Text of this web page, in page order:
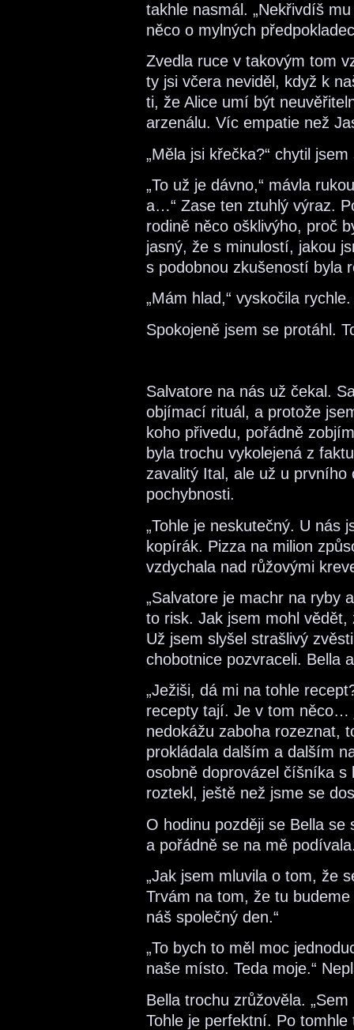
takhle nasmál. „Nekřivdíš
něco o mylných
Zvedla ruce v takovým tom
ty jsi včera neviděl, když k
ti, že Alice umí být
arzenálu. Víc empatie než
„Měla jsi křečka?“ chytil jsem
„To už je dávno,“ mávla
a…“ Zase ten ztuhlý výraz.
rodině něco ošklivýho, proč
jasný, že s minulostí, jakou
s podobnou zkušeností byla
„Mám hlad,“ vyskočila
Spokojeně jsem se protáhl.
Salvatore na nás už čekal.
objímací rituál, a protože
koho přivedu, pořádně
byla trochu vykolejená z
zavalitý Ital, ale už u prvního
pochybnosti.
„Tohle je neskutečný. U nás
kopírák. Pizza na milion
vzdychala nad růžovými
„Salvatore je machr na ryby
to risk. Jak jsem mohl
Už jsem slyšel strašlivý
chobotnice pozvraceli. Bella
„Ježiši, dá mi na tohle
recepty tají. Je v tom něco…
nedokážu zaboha rozeznat,
prokládala dalším a dalším
osobně doprovázel číšníka
roztekl, ještě než jsme se
O hodinu později se Bella
a pořádně se na mě
„Jak jsem mluvila o tom, že
Trvám na tom, že tu
náš společný den.“
„To bych to měl moc
naše místo. Teda moje.“
Bella trochu zrůžověla.
Tohle je perfektní. Po